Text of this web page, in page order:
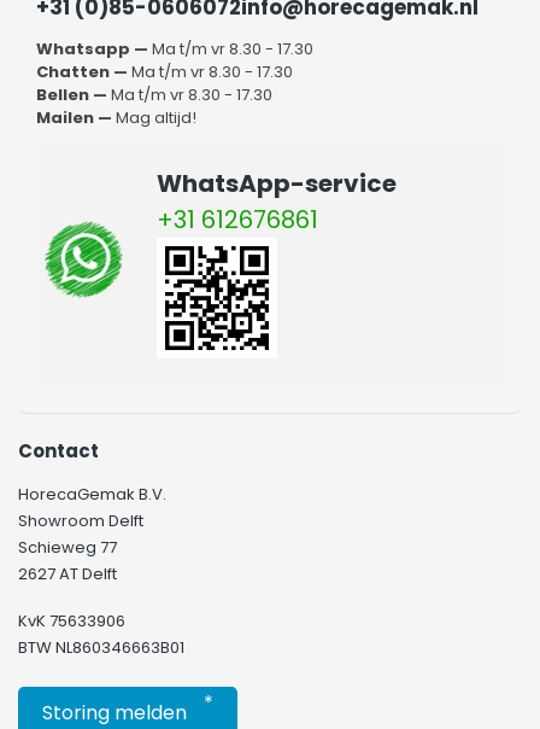
vindt hier louter producten die gemaakt zijn door bedrijven
Horecagemak is de specialist die klaarstaat om jou het
werken in je horecazaak nog aangenamer en makkelijker te
maken. Neem contact met ons op en wij bekijken samen
met jou wat je allemaal nog nodig hebt in je horecazaak.
+31 (0)85-0606072info@horecagemak.nl
Whatsapp — Ma t/m vr 8.30 - 17.30
Chatten — Ma t/m vr 8.30 - 17.30
Bellen — Ma t/m vr 8.30 - 17.30
Mailen — Mag altijd!
WhatsApp-service
+31 612676861
Contact
HorecaGemak B.V.
Showroom Delft
Schieweg 77
2627 AT Delft
KvK 75633906
BTW NL860346663B01
Storing melden *